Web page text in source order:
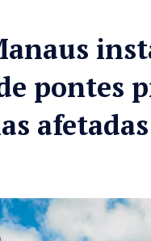
pontes